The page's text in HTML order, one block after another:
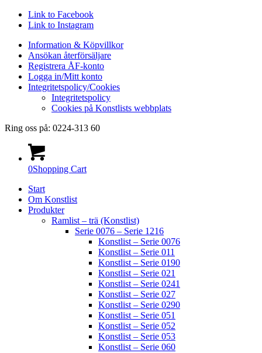
Link to Facebook
Link to Instagram
Information & Köpvillkor
Ansökan återförsäljare
Registrera ÅF-konto
Logga in/Mitt konto
Integritetspolicy/Cookies
Integritetspolicy
Cookies på Konstlists webbplats
Ring oss på: 0224-313 60
0Shopping Cart
Start
Om Konstlist
Produkter
Ramlist – trä (Konstlist)
Serie 0076 – Serie 1216
Konstlist – Serie 0076
Konstlist – Serie 011
Konstlist – Serie 0190
Konstlist – Serie 021
Konstlist – Serie 0241
Konstlist – Serie 027
Konstlist – Serie 0290
Konstlist – Serie 051
Konstlist – Serie 052
Konstlist – Serie 053
Konstlist – Serie 060